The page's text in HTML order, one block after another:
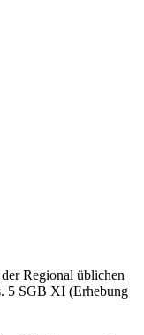
Regional üblichen
5 SGB XI (Erhebung